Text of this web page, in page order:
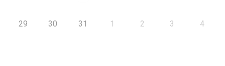
29 30 31 1 2 3 4